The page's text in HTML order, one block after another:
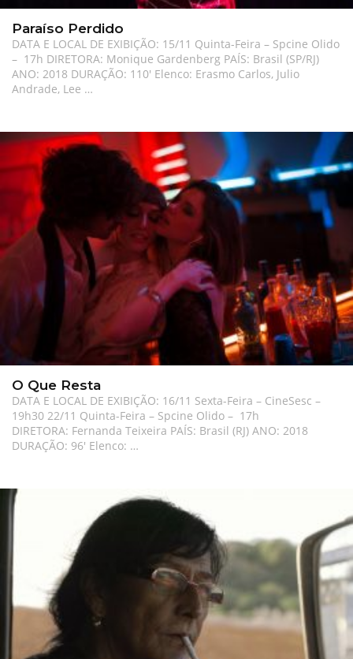
Paraíso Perdido
DATA E LOCAL DE EXIBIÇÃO: 15/11 Quinta-Feira – Spcine Olido
– 17h DIRETORA: Monique Gardenberg PAÍS: Brasil (SP/RJ)
ANO: 2018 DURAÇÃO: 110′ Elenco: Erasmo Carlos, Julio
Andrade, Lee …
O Que Resta
DATA E LOCAL DE EXIBIÇÃO: 16/11 Sexta-Feira – CineSesc –
19h30 22/11 Quinta-Feira – Spcine Olido – 17h
DIRETORA: Fernanda Teixeira PAÍS: Brasil (RJ) ANO: 2018
DURAÇÃO: 96′ Elenco: …